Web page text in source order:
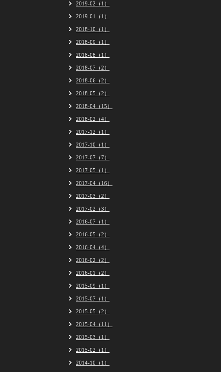
2019-02（1）
2019-01（1）
2018-10（1）
2018-09（1）
2018-08（1）
2018-07（2）
2018-06（2）
2018-05（2）
2018-04（15）
2018-02（4）
2017-12（1）
2017-10（1）
2017-07（7）
2017-05（1）
2017-04（16）
2017-03（2）
2017-02（3）
2016-07（1）
2016-05（2）
2016-04（4）
2016-02（2）
2016-01（2）
2015-09（1）
2015-07（1）
2015-05（2）
2015-04（11）
2015-03（1）
2015-02（1）
2014-10（1）